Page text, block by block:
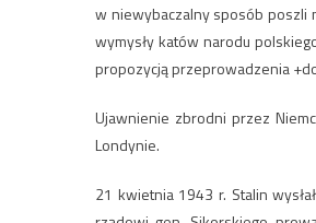
w niewybaczalny sposób poszli
wymysły katów narodu
propozycją przeprowadzenia
Ujawnienie zbrodni przez
Londynie.
21 kwietnia 1943 r. Stalin